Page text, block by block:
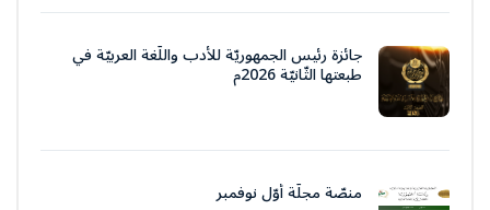
جائزة رئيس الجمهوريّة للأدب واللّغة العربيّة في
طبعتها الثّانيّة 2026م
منصّة مجلّة أوّل نوفمبر